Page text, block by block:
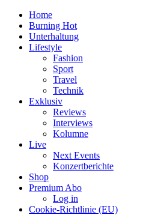
Home
Burning Hot
Unterhaltung
Lifestyle
Fashion
Sport
Travel
Technik
Exklusiv
Reviews
Interviews
Kolumne
Live
Next Events
Konzertberichte
Shop
Premium Abo
Log in
Cookie-Richtlinie (EU)